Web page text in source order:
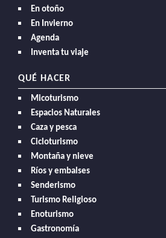
En otoño
En Invierno
Agenda
Inventa tu viaje
QUÉ HACER
Micoturismo
Espacios Naturales
Caza y pesca
Cicloturismo
Montaña y nieve
Ríos y embalses
Senderismo
Turismo Religioso
Enoturismo
Gastronomía